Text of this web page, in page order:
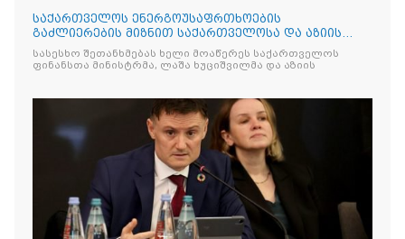
საქართველოს ენერგოუსაფრთხოების
გაძლიერების მიზნით საქართველოსა და აზიის
განვითარების ბანკს შორის შეთ
სასესხო შეთანხმებას ხელი მოაწერეს საქართველოს
ფინანსთა მინისტრმა, ლაშა ხუციშვილმა და აზიის